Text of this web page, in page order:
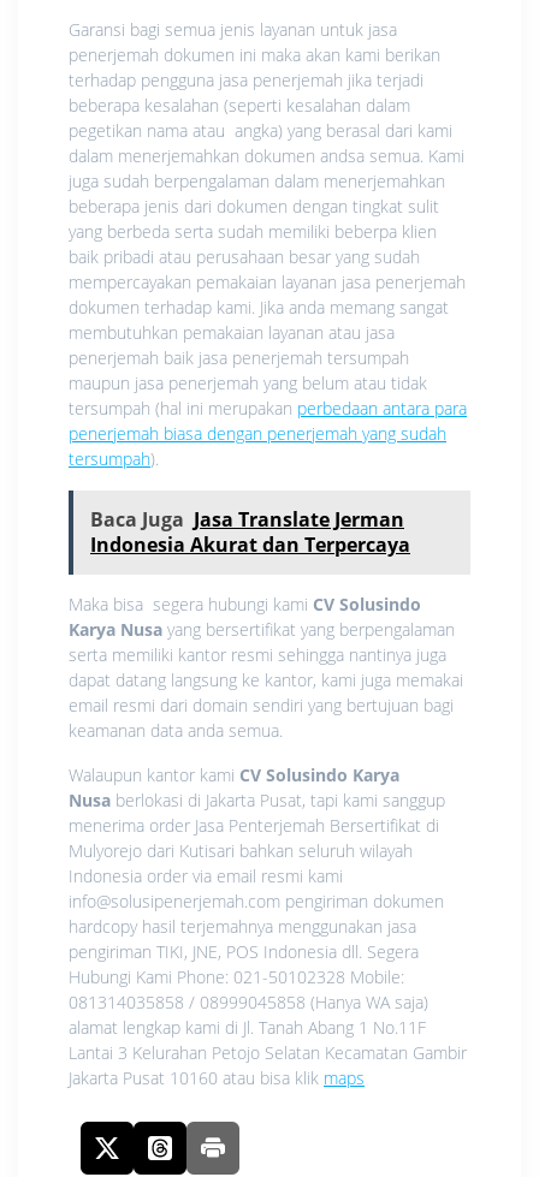
Garansi bagi semua jenis layanan untuk jasa
penerjemah dokumen ini maka akan kami berikan
terhadap pengguna jasa penerjemah jika terjadi
beberapa kesalahan (seperti kesalahan dalam
pegetikan nama atau angka) yang berasal dari kami
dalam menerjemahkan dokumen andsa semua. Kami
juga sudah berpengalaman dalam menerjemahkan
beberapa jenis dari dokumen dengan tingkat sulit
yang berbeda serta sudah memiliki beberpa klien
baik pribadi atau perusahaan besar yang sudah
mempercayakan pemakaian layanan jasa penerjemah
dokumen terhadap kami. Jika anda memang sangat
membutuhkan pemakaian layanan atau jasa
penerjemah baik jasa penerjemah tersumpah
maupun jasa penerjemah yang belum atau tidak
tersumpah (hal ini merupakan perbedaan antara para
penerjemah biasa dengan penerjemah yang sudah
tersumpah).
Baca Juga Jasa Translate Jerman
Indonesia Akurat dan Terpercaya
Maka bisa segera hubungi kami CV Solusindo
Karya Nusa yang bersertifikat yang berpengalaman
serta memiliki kantor resmi sehingga nantinya juga
dapat datang langsung ke kantor, kami juga memakai
email resmi dari domain sendiri yang bertujuan bagi
keamanan data anda semua.
Walaupun kantor kami CV Solusindo Karya
Nusa berlokasi di Jakarta Pusat, tapi kami sanggup
menerima order Jasa Penterjemah Bersertifikat di
Mulyorejo dari Kutisari bahkan seluruh wilayah
Indonesia order via email resmi kami
info@solusipenerjemah.com pengiriman dokumen
hardcopy hasil terjemahnya menggunakan jasa
pengiriman TIKI, JNE, POS Indonesia dll. Segera
Hubungi Kami Phone: 021-50102328 Mobile:
081314035858 / 08999045858 (Hanya WA saja)
alamat lengkap kami di Jl. Tanah Abang 1 No.11F
Lantai 3 Kelurahan Petojo Selatan Kecamatan Gambir
Jakarta Pusat 10160 atau bisa klik maps